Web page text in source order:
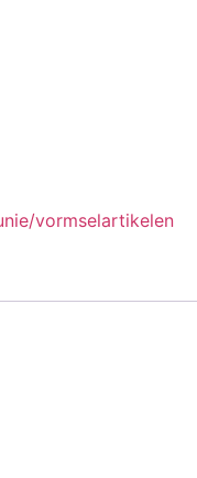
vormselartikelen